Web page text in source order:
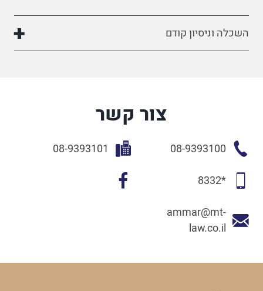
השכלה וניסיון קודם
צור קשר
08-9393100
08-9393101
*8332
ammar@mt-
law.co.il